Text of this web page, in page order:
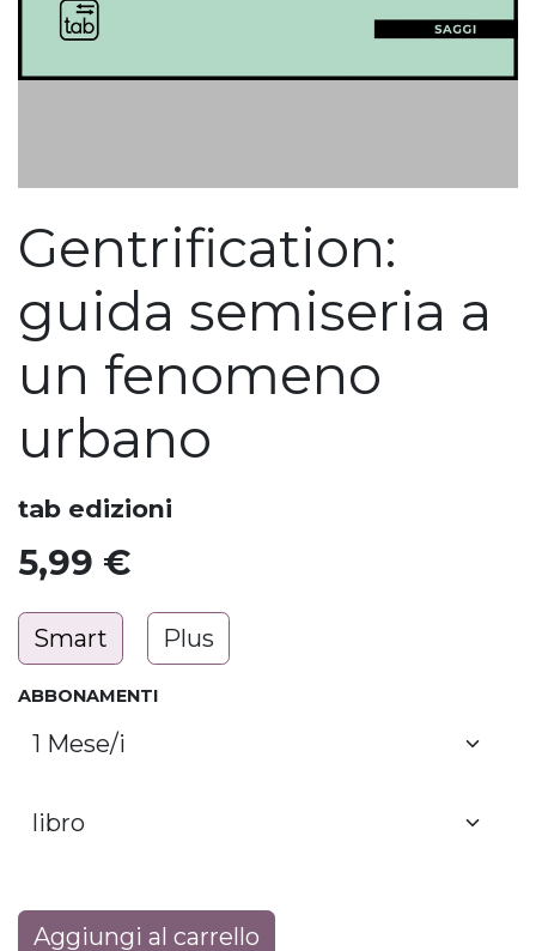
Gentrification:
guida semiseria a
un fenomeno
urbano
tab edizioni
5,99 €
Smart Plus
ABBONAMENTI
Aggiungi al carrello